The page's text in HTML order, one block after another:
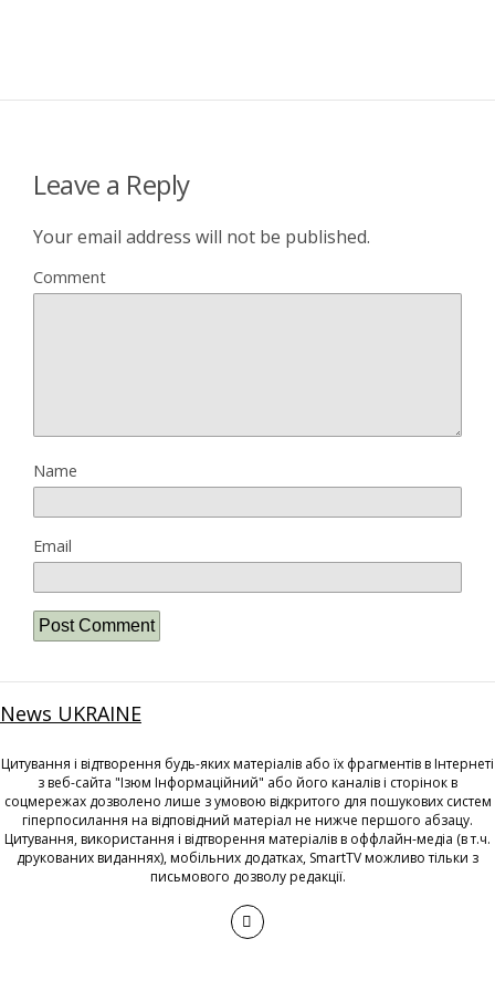
Leave a Reply
Your email address will not be published.
Comment
Name
Email
News UKRAINE
Цитування і відтворення будь-яких матеріалів або їх фрагментів в Інтернеті
з веб-сайта "Ізюм Інформаційний" або його каналів і сторінок в
соцмережах дозволено лише з умовою відкритого для пошукових систем
гіперпосилання на відповідний матеріал не нижче першого абзацу.
Цитування, використання і відтворення матеріалів в оффлайн-медіа (в т.ч.
друкованих виданнях), мобільних додатках, SmartTV можливо тільки з
письмового дозволу редакції.